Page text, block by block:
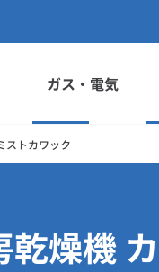
ガス・電気
ストカワック
燥機